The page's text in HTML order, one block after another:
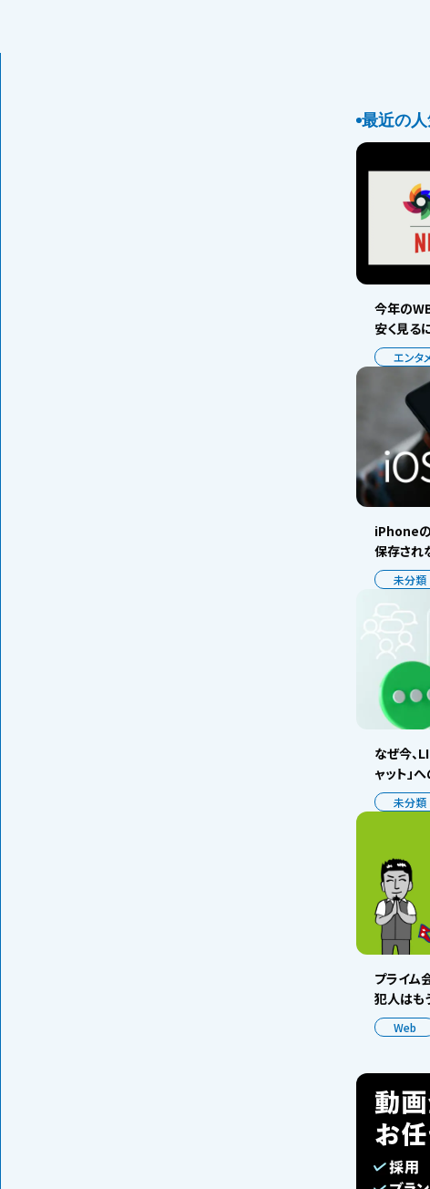
最近の
今年の
安く見る
エンタ
iPhoneの
保存され
未分類
なぜ今、
ャット」
未分類
プライム
犯人はも
Web